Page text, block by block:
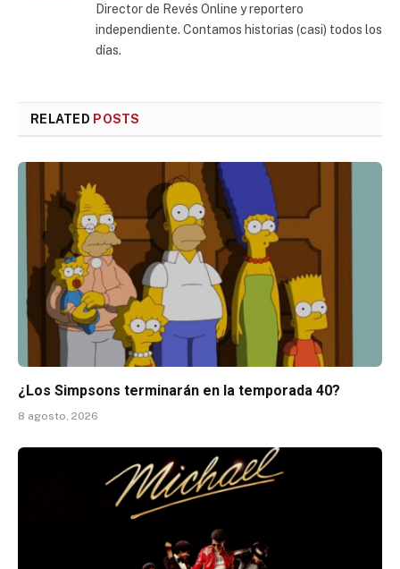
Director de Revés Online y reportero
independiente. Contamos historias (casi) todos los
días.
RELATED POSTS
¿Los Simpsons terminarán en la temporada 40?
8 agosto, 2026